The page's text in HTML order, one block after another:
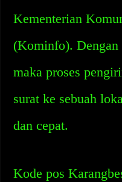
Kementerian
(Kominfo). Dengan
maka proses
surat ke sebuah
dan cepat.
Kode pos